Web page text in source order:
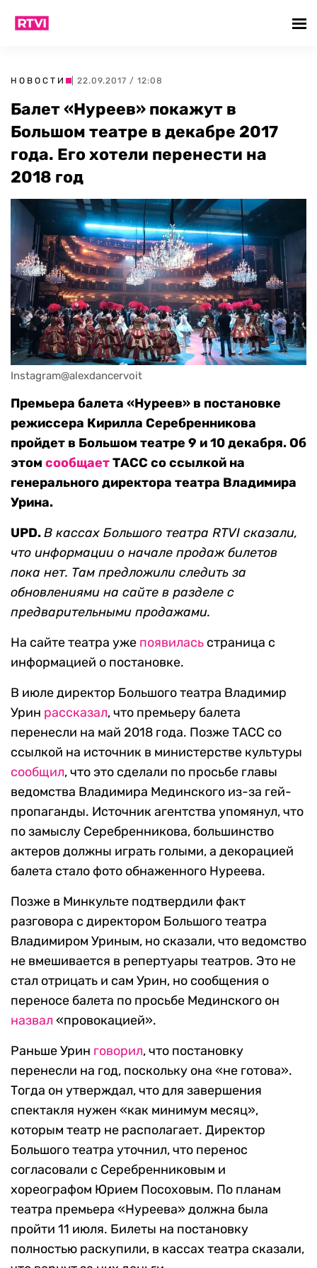
НОВОСТИ | 22.09.2017 / 12:08
Балет «Нуреев» покажут в
Большом театре в декабре 2017
года. Его хотели перенести на
2018 год
Instagram@alexdancervoit
Премьера балета «Нуреев» в постановке
режиссера Кирилла Серебренникова
пройдет в Большом театре 9 и 10 декабря. Об
этом сообщаетТАСС со ссылкой на
генерального директора театра Владимира
Урина.
UPD.В кассах Большого театра RTVI сказали,
что информации о начале продаж билетов
пока нет. Там предложили следить за
обновлениями на сайте в разделе с
предварительными продажами.
На сайте театра уже появилась страница с
информацией о постановке.
В июле директор Большого театра Владимир
Урин рассказал, что премьеру балета
перенесли на май 2018 года. Позже ТАСС со
ссылкой на источник в министерстве культуры
сообщил, что это сделали по просьбе главы
ведомства Владимира Мединского из-за гей-
пропаганды. Источник агентства упомянул, что
по замыслу Серебренникова, большинство
актеров должны играть голыми, а декорацией
балета стало фото обнаженного Нуреева.
Позже в Минкульте подтвердили факт
разговора с директором Большого театра
Владимиром Уриным, но сказали, что ведомство
не вмешивается в репертуары театров. Это не
стал отрицать и сам Урин, но сообщения о
переносе балета по просьбе Мединского он
назвал «провокацией».
Раньше Урин говорил, что постановку
перенесли на год, поскольку она «не готова».
Тогда он утверждал, что для завершения
спектакля нужен «как минимум месяц»,
которым театр не располагает. Директор
Большого театра уточнил, что перенос
согласовали с Серебренниковым и
хореографом Юрием Посоховым. По планам
театра премьера «Нуреева» должна была
пройти 11 июля. Билеты на постановку
полностью раскупили, в кассах театра сказали,